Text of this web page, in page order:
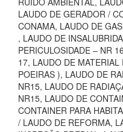
LAUDO DE GERADOR /
CONAMA, LAUDO DE
, LAUDO DE
PERICULOSIDADE – NR
17, LAUDO DE
POEIRAS ), LAUDO DE
NR15, LAUDO DE
NR15, LAUDO DE
CONTAINER PARA
/ LAUDO DE REFORMA,